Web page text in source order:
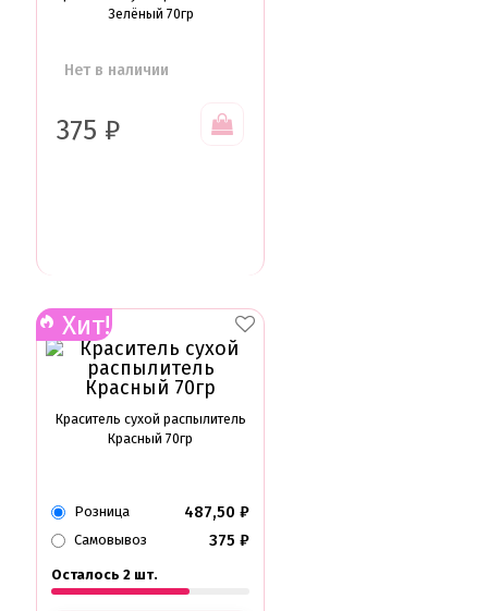
Зелёный 70гр
Нет в наличии
375 ₽
Хит!
Краситель сухой распылитель
Красный 70гр
Розница 487,50 ₽
Самовывоз 375 ₽
Осталось 2 шт.